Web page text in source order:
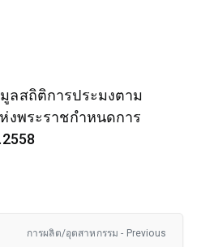
ลสถิติการประมงตาม
งพระราชกำหนดการ
การผลิต/อุตสาหกรรม - Previous